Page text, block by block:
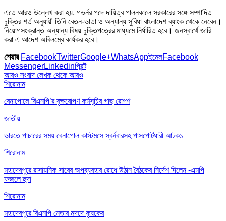
এতে আরও উল্লেখ করা হয়, গভর্নর পদে দায়িত্ব পালনকালে সরকারের সঙ্গে সম্পাদিত
চুক্তির শর্ত অনুযায়ী তিনি বেতন-ভাতা ও অন্যান্য সুবিধা বাংলাদেশ ব্যাংক থেকে নেবেন।
নিয়োগসংক্রান্ত অন্যান্য বিষয় চুক্তিপত্রের মাধ্যমে নির্ধারিত হবে। জনস্বার্থে জারি
করা এ আদেশ অবিলম্বে কার্যকর হবে।
শেয়ার FacebookTwitterGoogle+WhatsAppইমেলFacebook
MessengerLinkedinপ্রিন্ট
আরও সংবাদ লেখক থেকে আরও
শিরোনাম
বেনাপোলে বিএনপি’র বৃক্ষরোপণ কর্মসূচির গাছ রোপণ
জাতীয়
ভারতে পাচারের সময় বেনাপোল কাস্টমসে স্বর্নবারসহ পাসপোর্টধারী আটক১
শিরোনাম
মহাদেবপুরে রাসায়নিক সারের অপব্যবহার রোধে উঠান বৈঠকের নির্দেশ দিলেন -এমপি
ফজলে হুদা
শিরোনাম
মহাদেবপুরে বিএনপি নেতার মদদে কৃষকের